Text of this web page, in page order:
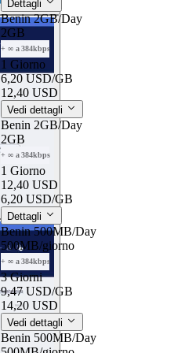
Dettagli
Benin 2GB/Day
2GB
+ ∞ a 384kbps
1 Giorno
6,20 USD/GB
12,40 USD
Vedi dettagli
Benin 2GB/Day
2GB
+ ∞ a 384kbps
1 Giorno
12,40 USD
6,20 USD/GB
Dettagli
Benin 500MB/Day
500MB/giorno
+ ∞ a 384kbps
3 Giorni
9,47 USD/GB
14,20 USD
Vedi dettagli
Benin 500MB/Day